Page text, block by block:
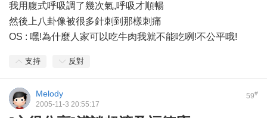
我用腹式呼吸調了幾次氣,呼吸才順暢
然後上八卦像被很多針刺到那樣刺痛
OS : 嘿!為什麼人家可以吃牛肉我就不能吃咧!不公平哦!
支持 反對
59#
Melody
2005-11-3 20:55:17